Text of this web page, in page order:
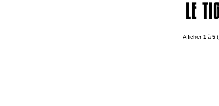
Afficher 1 à 5